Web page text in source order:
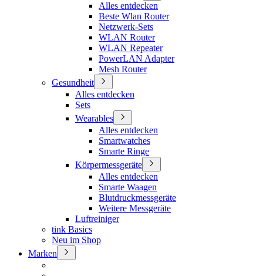
Alles entdecken
Beste Wlan Router
Netzwerk-Sets
WLAN Router
WLAN Repeater
PowerLAN Adapter
Mesh Router
Gesundheit
Alles entdecken
Sets
Wearables
Alles entdecken
Smartwatches
Smarte Ringe
Körpermessgeräte
Alles entdecken
Smarte Waagen
Blutdruckmessgeräte
Weitere Messgeräte
Luftreiniger
tink Basics
Neu im Shop
Marken